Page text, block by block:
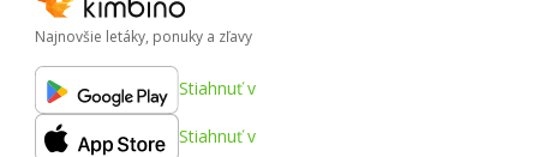
Najnovšie letáky, ponuky a zľavy
Stiahnuť v
Stiahnuť v